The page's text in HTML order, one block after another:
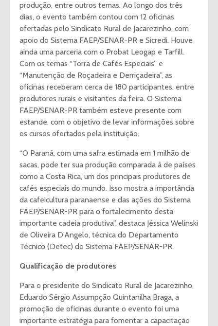
produção, entre outros temas. Ao longo dos três
dias, o evento também contou com 12 oficinas
ofertadas pelo Sindicato Rural de Jacarezinho, com
apoio do Sistema FAEP/SENAR-PR e Sicredi. Houve
ainda uma parceria com o Probat Leogap e Tarfill.
Com os temas “Torra de Cafés Especiais” e
“Manutenção de Roçadeira e Derriçadeira”, as
oficinas receberam cerca de 180 participantes, entre
produtores rurais e visitantes da feira. O Sistema
FAEP/SENAR-PR também esteve presente com
estande, com o objetivo de levar informações sobre
os cursos ofertados pela instituição.
“O Paraná, com uma safra estimada em 1 milhão de
sacas, pode ter sua produção comparada à de países
como a Costa Rica, um dos principais produtores de
cafés especiais do mundo. Isso mostra a importância
da cafeicultura paranaense e das ações do Sistema
FAEP/SENAR-PR para o fortalecimento desta
importante cadeia produtiva”, destaca Jéssica Welinski
de Oliveira D’Angelo, técnica do Departamento
Técnico (Detec) do Sistema FAEP/SENAR-PR.
Qualificação de produtores
Para o presidente do Sindicato Rural de Jacarezinho,
Eduardo Sérgio Assumpção Quintanilha Braga, a
promoção de oficinas durante o evento foi uma
importante estratégia para fomentar a capacitação